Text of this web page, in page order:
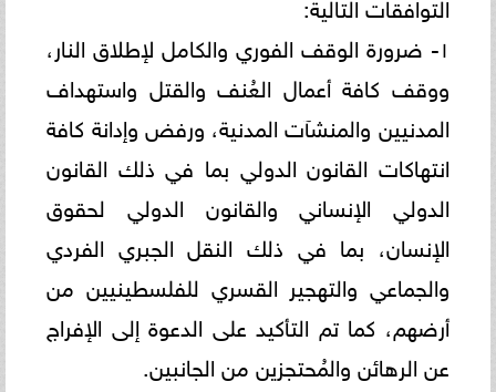
١- ضرورة الوقف الفوري والكامل لإطلاق النار،
ووقف كافة أعمال العُنف والقتل واستهداف
المدنيين والمنشآت المدنية، ورفض وإدانة كافة
انتهاكات القانون الدولي بما في ذلك القانون
الدولي الإنساني والقانون الدولي لحقوق
الإنسان، بما في ذلك النقل الجبري الفردي
والجماعي والتهجير القسري للفلسطينيين من
أرضهم، كما تم التأكيد على الدعوة إلى الإفراج
عن الرهائن والمُحتجزين من الجانبين.